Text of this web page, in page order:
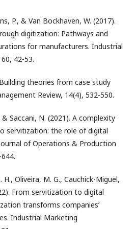
P., & Van Bockhaven, W. (2017).
digitization: Pathways and
for manufacturers. Industrial
42-53.
theories from case study
Review, 14(4), 532-550.
Saccani, N. (2021). A complexity
servitization: the role of digital
of Operations & Production
Oliveira, M. G., Cauchick-Miguel,
From servitization to digital
transforms companies’
Industrial Marketing